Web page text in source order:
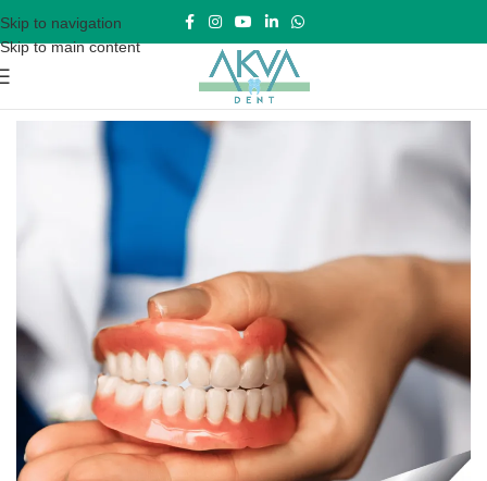
Skip to navigation
Skip to main content